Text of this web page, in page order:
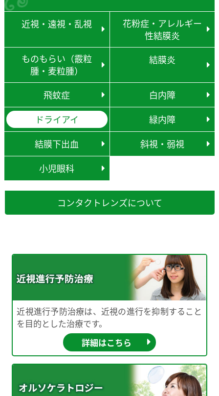
近視・遠視・乱視
花粉症・アレルギー
性結膜炎
ものもらい（霰粒
腫・麦粒腫）
結膜炎
飛蚊症
白内障
ドライアイ
緑内障
結膜下出血
斜視・弱視
小児眼科
コンタクトレンズについて
近視進行予防治療は、近視の進行を抑制すること
を目的とした治療です。
詳細はこちら